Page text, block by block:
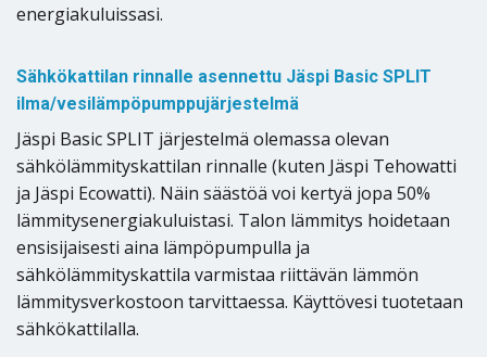
energiakuluissasi.
Sähkökattilan rinnalle asennettu Jäspi Basic SPLIT
ilma/vesilämpöpumppujärjestelmä
Jäspi Basic SPLIT järjestelmä olemassa olevan
sähkölämmityskattilan rinnalle (kuten Jäspi Tehowatti
ja Jäspi Ecowatti). Näin säästöä voi kertyä jopa 50%
lämmitysenergiakuluistasi. Talon lämmitys hoidetaan
ensisijaisesti aina lämpöpumpulla ja
sähkölämmityskattila varmistaa riittävän lämmön
lämmitysverkostoon tarvittaessa. Käyttövesi tuotetaan
sähkökattilalla.